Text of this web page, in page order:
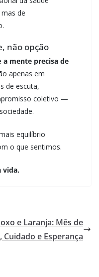
mas de
não opção
a mente precisa de
apenas em
de escuta,
coletivo —
equilíbrio
o que sentimos.
vida.
e Laranja: Mês de
Cuidado e Esperança